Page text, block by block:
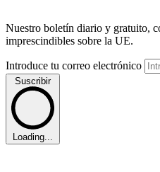
Nuestro boletín diario y gratuito,
imprescindibles sobre la UE.
Introduce tu correo electrónico
Suscribir
Loading...